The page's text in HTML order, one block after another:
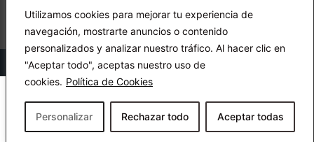
Utilizamos cookies para mejorar tu experiencia de
navegación, mostrarte anuncios o contenido
personalizados y analizar nuestro tráfico. Al hacer clic en
"Aceptar todo", aceptas nuestro uso de
cookies. Política de Cookies
Personalizar Rechazar todo Aceptar todas
© Copyright Ecuador Chequea 2025.